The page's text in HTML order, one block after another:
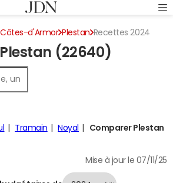
Côtes-d'Armor Plestan Recettes 2024
(22640)
Tramain Noyal
Comparer Plestan
Mise à jour le 07/11/25